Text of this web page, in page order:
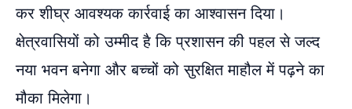
कर शीघ्र आवश्यक कार्रवाई का आश्वासन दिया।
क्षेत्रवासियों को उम्मीद है कि प्रशासन की पहल से जल्द
नया भवन बनेगा और बच्चों को सुरक्षित माहौल में पढ़ने का
मौका मिलेगा।